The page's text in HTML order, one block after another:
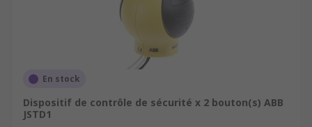
En stock
Dispositif de contrôle de sécurité x 2 bouton(s) ABB
JSTD1